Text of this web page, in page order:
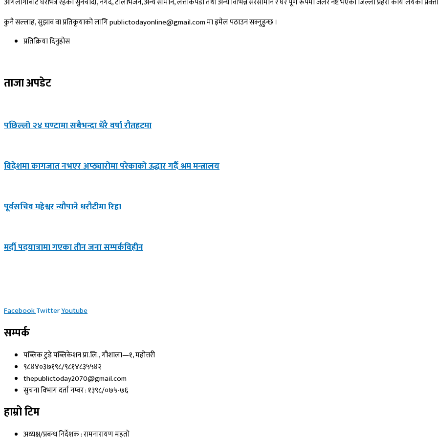
कुनै सल्लाह, सुझाव वा प्रतिकृयाको लागि publictodayonline@gmail.com मा इमेल पठाउन सक्नुहुन्छ ।
प्रतिक्रिया दिनुहोस​
ताजा अपडेट
पछिल्लो २४ घण्टामा सबैभन्दा धेरै वर्षा रौतहटमा
विदेशमा कागजात नभएर अप्ठ्यारोमा परेकाको उद्धार गर्दै श्रम मन्त्रालय
पूर्वसचिव महेश्वर न्यौपाने धरौटीमा रिहा
मर्दी पदयात्रामा गएका तीन जना सम्पर्कविहीन
FacebookTwitterYoutube
सम्पर्क
पब्लिक टुडे पब्लिकेशन प्रा.लि., गौशाला—१, महोत्तरी
९८४४०३७१९८/९८१४८३५५४२
thepublictoday2070@gmail.com
सुचना विभाग दर्ता नम्वर : १३९८/०७५-७६
हाम्रो टिम
अध्यक्ष/प्रबन्ध निर्देशक : रामनारायण महतो